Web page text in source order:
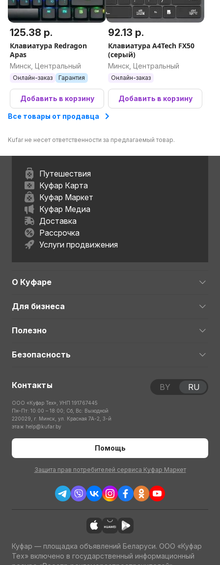
125.38 р.
Клавиатура Redragon
Apas
Минск, Центральный
Онлайн-заказ Гарантия
Добавить в корзину
92.13 р.
Клавиатура A4Tech FX50
(серый)
Минск, Центральный
Онлайн-заказ
Добавить в корзину
Все товары от продавца
Kufar не несет ответственности за предлагаемый товар.
Путешествия
Куфар Карта
Куфар Маркет
Куфар Медиа
Доставка
Рассрочка
Услуги продвижения
О Куфаре
Для бизнеса
Полезно
Безопасность
Контакты
ООО «Куфар Тех», УНП 191767445
Пн-Пт: 10:00 – 18:00; Сб, Вс: Выходной
220029, г. Минск, ул. Красная 7А-2, 3-й
этаж help@kufar.by
Помощь
Защита прав потребителей сервиса Куфар Маркет
BY RU
Куфар — площадка объявлений Беларуси. ООО «Куфар
Тех» включено в государственный информационный